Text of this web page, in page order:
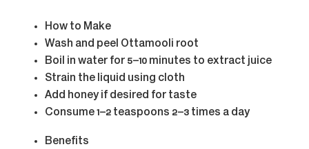
How to Make
Wash and peel Ottamooli root
Boil in water for 5–10 minutes to extract juice
Strain the liquid using cloth
Add honey if desired for taste
Consume 1–2 teaspoons 2–3 times a day
Benefits